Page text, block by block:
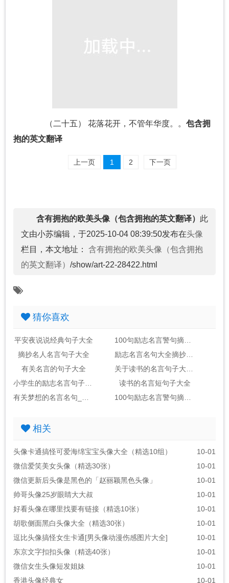
（二十五） 花落花开，不管年华度。。 包含拥
抱的英文翻译
上一页 1 2 下一页
含有拥抱的欧美头像（包含拥抱的英文翻译） 此
文由小苏编辑，于2025-10-04 08:39:50发布在头像
栏目，本文地址：
含有拥抱的欧美头像（包含拥抱
的英文翻译） /show/art-22-28422.html
猜你喜欢
平安夜说说经典句子大全
摘抄名人名言句子大全
有关名言的句子大全
读书的名言短句子大全
相关
头像卡通搞怪可爱海绵宝宝头像大全（精选10组）
10-01
微信爱笑美女头像（精选30张）
10-01
微信更新后头像是黑色的「赵丽颖黑色头像」
10-01
帅哥头像25岁眼睛大大叔
10-01
好看头像在哪里找要有链接（精选10张）
10-01
胡歌侧面黑白头像大全（精选30张）
10-01
逗比头像搞怪女生卡通[男头像动漫伤感图片大全]
10-01
东京文字扣扣头像（精选40张）
10-01
微信女生头像短发姐妹
10-01
香港头像经典女
10-01